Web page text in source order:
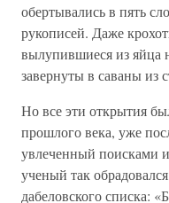
обертывались в пять
рукописей. Даже
вылупившиеся из яйца
завернуты в саваны из
Но все эти открытия
прошлого века, уже
увлеченный поисками
ученый так
дабеловского списка: